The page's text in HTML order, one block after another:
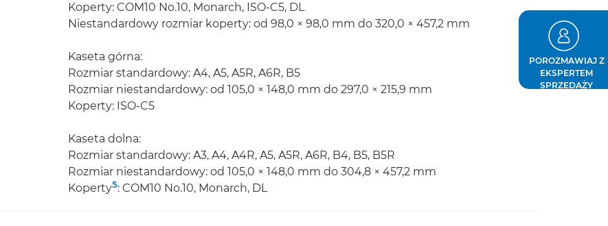
Koperty: COM10 No.10, Monarch, ISO-C5, DL
Niestandardowy rozmiar koperty: od 98,0 × 98,0 mm do 320,0 × 457,2 mm
Kaseta górna:
Rozmiar standardowy: A4, A5, A5R, A6R, B5
Rozmiar niestandardowy: od 105,0 × 148,0 mm do 297,0 × 215,9 mm
Koperty: ISO-C5
Kaseta dolna:
Rozmiar standardowy: A3, A4, A4R, A5, A5R, A6R, B4, B5, B5R
Rozmiar niestandardowy: od 105,0 × 148,0 mm do 304,8 × 457,2 mm
Koperty5: COM10 No.10, Monarch, DL
POROZMAWIAJ Z
EKSPERTEM
SPRZEDAŻY